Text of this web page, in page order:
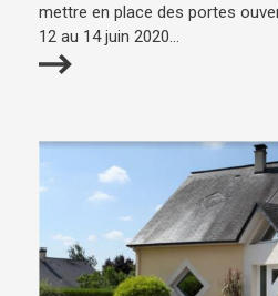
mettre en place des portes
12 au 14 juin 2020...